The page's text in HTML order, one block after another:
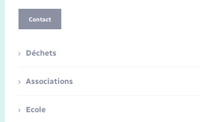
Contact
Déchets
Associations
Ecole